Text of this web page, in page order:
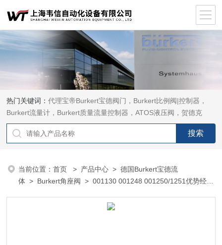
热门关键词：代理宝帝Burkert宝德阀门，Burkert比例阀|控制器，
Burkert流量计，Burkert质量流量控制器，ATOS液压阀，贺德克
HYDAC传感器，ASCO电磁阀，ASCO阀门，REXROTH力士乐阀
泵，安沃驰Aventics电磁阀|气缸，Samson萨姆森定位器
当前位置：首页 > 产品中心 >德国Burkert宝德流
体 > Burkert角座阀 > 001130 001248 001250/1251优势经销